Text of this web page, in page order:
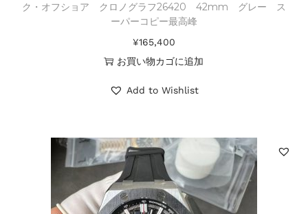
ク・オフショア クロノグラフ26420 42mm グレー ス
ーパーコピー最高峰
¥165,400
お買い物カゴに追加
Add to Wishlist